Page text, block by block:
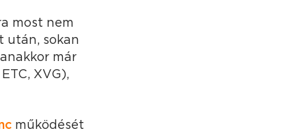
most nem
után, sokan
már
XVG),
működését